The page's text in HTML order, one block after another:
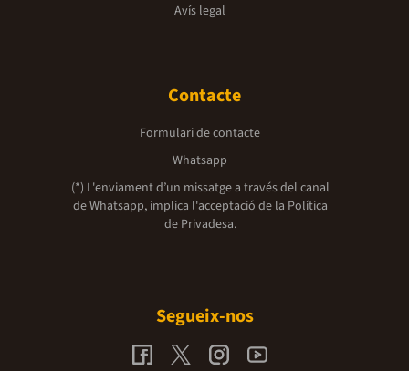
Avís legal
Contacte
Formulari de contacte
Whatsapp
(*) L'enviament d’un missatge a través del canal
de Whatsapp, implica l'acceptació de la Política
de Privadesa.
Segueix-nos